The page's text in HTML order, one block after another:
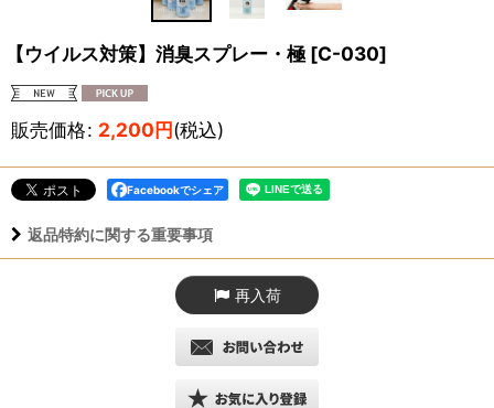
【ウイルス対策】消臭スプレー・極 [C-030]
販売価格: 2,200円(税込)
Facebookでシェア
返品特約に関する重要事項
再入荷